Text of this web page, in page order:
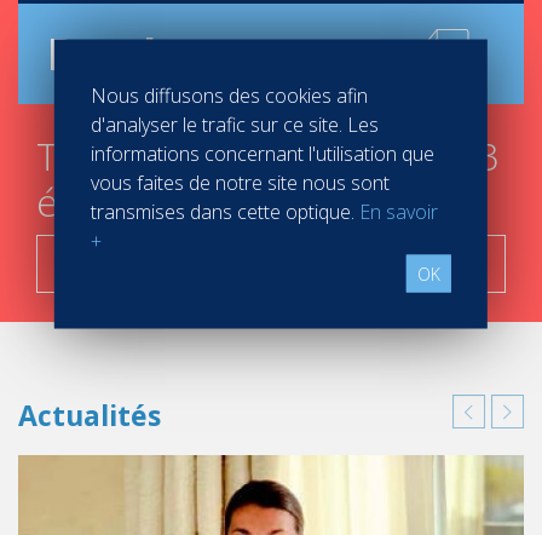
Brochure
Trouver mon campus en 3
étapes
Actualités
Nous diffusons des cookies afin
d'analyser le trafic sur ce site. Les
informations concernant l'utilisation que
vous faites de notre site nous sont
transmises dans cette optique. En savoir
+
OK